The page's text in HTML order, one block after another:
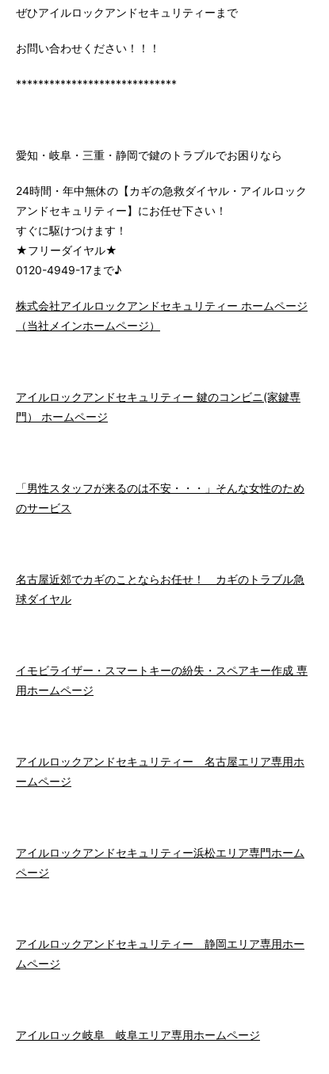
ぜひアイルロックアンドセキュリティーまで
お問い合わせください！！！
*****************************
愛知・岐阜・三重・静岡で鍵のトラブルでお困りなら
24時間・年中無休の【カギの急救ダイヤル・アイルロック
アンドセキュリティー】にお任せ下さい！
すぐに駆けつけます！
★フリーダイヤル★
0120-4949-17まで♪
株式会社アイルロックアンドセキュリティー ホームページ
（当社メインホームページ）
アイルロックアンドセキュリティー 鍵のコンビニ(家鍵専
門） ホームページ
「男性スタッフが来るのは不安・・・」そんな女性のため
のサービス
名古屋近郊でカギのことならお任せ！ カギのトラブル急
球ダイヤル
イモビライザー・スマートキーの紛失・スペアキー作成 専
用ホームページ
アイルロックアンドセキュリティー 名古屋エリア専用ホ
ームページ
アイルロックアンドセキュリティー浜松エリア専門ホーム
ページ
アイルロックアンドセキュリティー 静岡エリア専用ホー
ムページ
アイルロック岐阜 岐阜エリア専用ホームページ